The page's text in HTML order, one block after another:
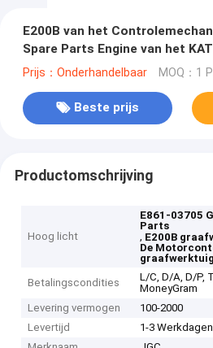
E200B van het
Spare Parts Engine van het
Graafwerktuig van de de
Prijs：Onderhandelbaar MOQ：1
Beste prijs
Productomschrijving
Hoog licht
E861-03705
Parts
, E200B
De
Betalingscondities
L/C, D/A, D/P,
MoneyGram
Levering vermogen
100-2000
Levertijd
1-3 Werkdagen